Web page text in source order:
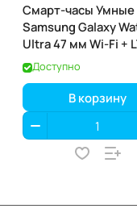
Смарт-часы Умные
Samsung Galaxy
Ultra 47 мм Wi-Fi +
Белый титан,
белый
Доступно
В корзину